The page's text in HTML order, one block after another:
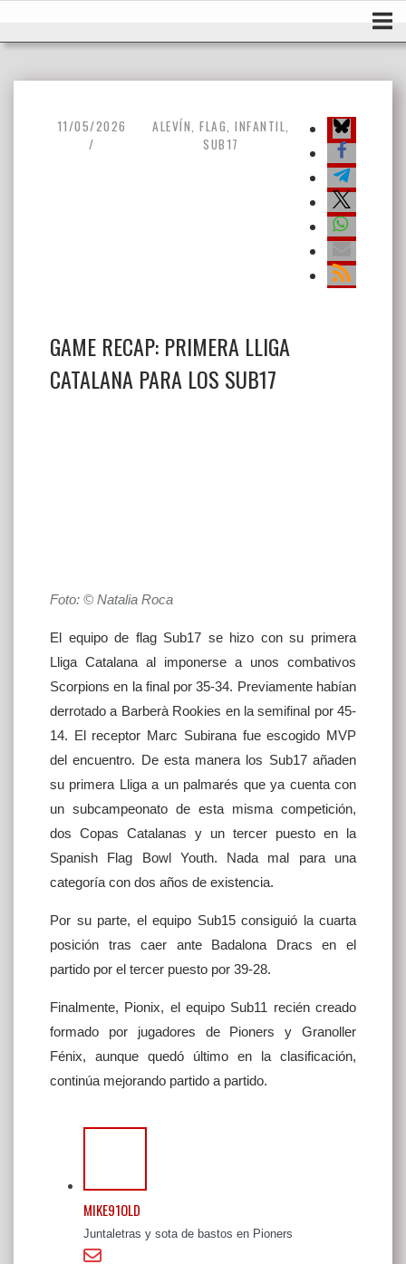
11/05/2026 ALEVÍN,FLAG,INFANTIL,
SUB17
GAME RECAP: PRIMERA LLIGA
CATALANA PARA LOS SUB17
Foto: © Natalia Roca
El equipo de flag Sub17 se hizo con su primera
Lliga Catalana al imponerse a unos combativos
Scorpions en la final por 35-34. Previamente habían
derrotado a Barberà Rookies en la semifinal por 45-
14. El receptor Marc Subirana fue escogido MVP
del encuentro. De esta manera los Sub17 añaden
su primera Lliga a un palmarés que ya cuenta con
un subcampeonato de esta misma competición,
dos Copas Catalanas y un tercer puesto en la
Spanish Flag Bowl Youth. Nada mal para una
categoría con dos años de existencia.
Por su parte, el equipo Sub15 consiguió la cuarta
posición tras caer ante Badalona Dracs en el
partido por el tercer puesto por 39-28.
Finalmente, Pionix, el equipo Sub11 recién creado
formado por jugadores de Pioners y Granoller
Fénix, aunque quedó último en la clasificación,
continúa mejorando partido a partido.
MIKE91OLD
Juntaletras y sota de bastos en Pioners